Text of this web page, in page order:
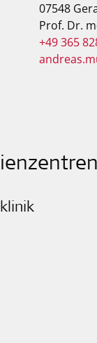
07548
Prof. Dr.
+49 365